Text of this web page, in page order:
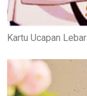
Kartu Ucapan